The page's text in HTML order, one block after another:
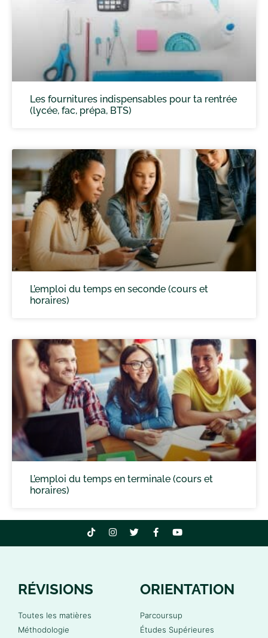
Les fournitures indispensables pour ta rentrée
(lycée, fac, prépa, BTS)
L’emploi du temps en seconde (cours et
horaires)
L’emploi du temps en terminale (cours et
horaires)
RÉVISIONS
Toutes les matières
Méthodologie
ORIENTATION
Parcoursup
Études Supérieures